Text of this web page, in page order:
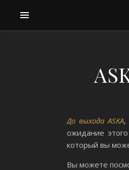
До выхода ASKA,
ожидание
который вы
Вы можете